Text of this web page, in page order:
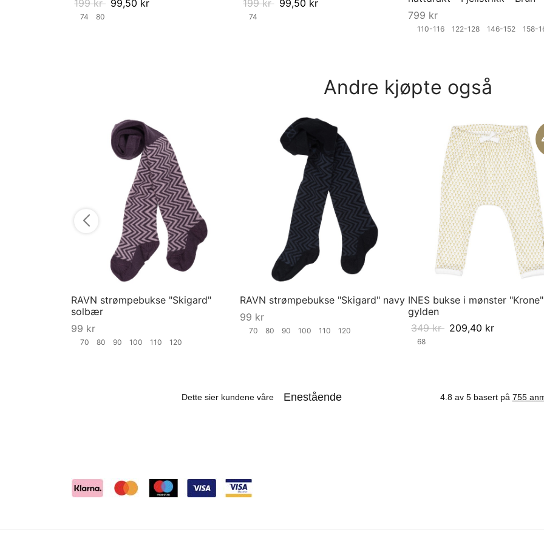
199kr 99,50 kr
74 80
199kr 99,50 kr
74
799 kr
110-116 122-128 146-152 158-
Andre kjøpte også
RAVN strømpebukse "Skigard"
solbær
99 kr
70 80 90 100 110 120
RAVN strømpebukse "Skigard" navy
99 kr
70 80 90 100 110 120
INES bukse i mønster
gylden
349kr 209,40 kr
68